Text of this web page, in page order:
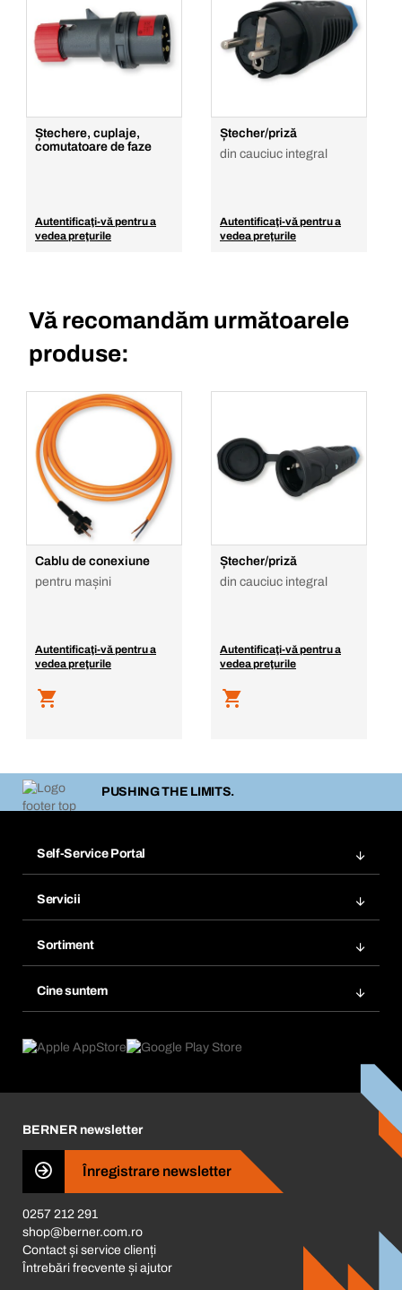
Ștechere, cuplaje,
comutatoare de faze
Autentificaţi-vă pentru a
vedea preţurile
Ștecher/priză
din cauciuc integral
Autentificaţi-vă pentru a
vedea preţurile
Vă recomandăm următoarele
produse:
Cablu de conexiune
pentru mașini
Autentificaţi-vă pentru a
vedea preţurile
Ștecher/priză
din cauciuc integral
Autentificaţi-vă pentru a
vedea preţurile
PUSHING THE LIMITS.
Self-Service Portal
Marcaje
Comandă din nou
Abonări
Servicii
Gestionarea substanțelor periculoase
eProcurement
Consilier produse
Sortiment
Cine suntem
Ce ne motivează
Business Conduct
BERNER newsletter
Înregistrare newsletter
0257 212 291
shop@berner.com.ro
Contact și service clienți
Întrebări frecvente și ajutor